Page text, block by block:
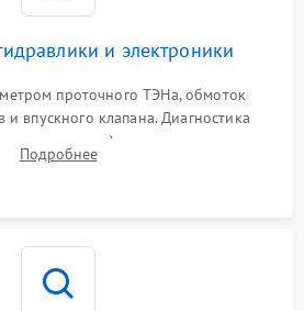
и электроники
проточного ТЭНа, обмоток
и впускного клапана. Диагностика
уровня воды), датчика мутности,
электронного модуля управления.
Подробнее